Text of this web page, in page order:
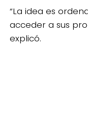
“La idea es
acceder a sus
explicó.